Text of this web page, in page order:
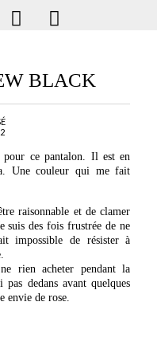
BLACK
pour ce pantalon. Il est en
Une couleur qui me fait
raisonnable et de clamer
suis des fois frustrée de ne
impossible de résister à
rien acheter pendant la
dedans avant quelques
envie de rose.